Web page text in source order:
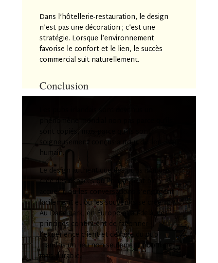
Dans l’hôtellerie-restauration, le design
n’est pas une décoration ; c’est une
stratégie. Lorsque l’environnement
favorise le confort et le lien, le succès
commercial suit naturellement.
Conclusion
sont copiés, mais parce qu’ils sont
soigneusement conçus autour du lien
humain.
Le design authentique des pubs irlandais
crée des espaces où l’on se sent bien
accueilli, où les conversations s’engagent
facilement et où les souvenirs se créent.
Au Danemark, en Europe et au-delà, ces
principes continuent de façonner
l’expérience client et de faire du pub
irlandais un lieu non seulement populaire,
mais durable.